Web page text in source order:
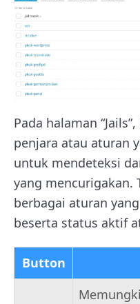
Pada halaman
penjara atau aturan
untuk mendeteksi
yang mencurigakan.
berbagai aturan
beserta status aktif
Button